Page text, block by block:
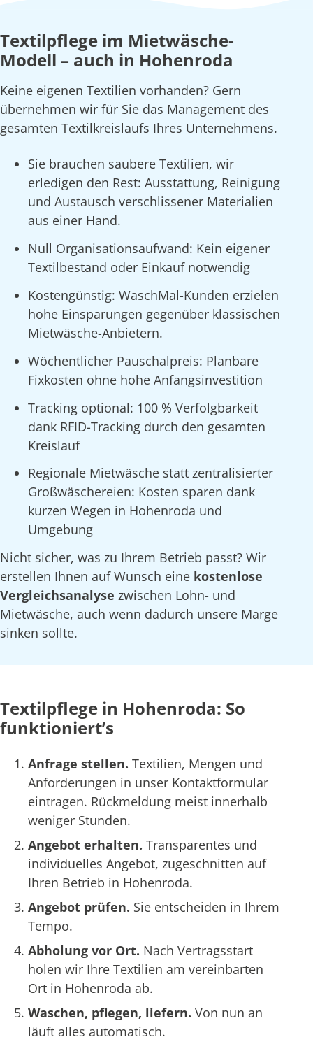
Textilpflege im Mietwäsche-
Modell – auch in Hohenroda
Keine eigenen Textilien vorhanden? Gern
übernehmen wir für Sie das Management des
gesamten Textilkreislaufs Ihres Unternehmens.
Sie brauchen saubere Textilien, wir
erledigen den Rest: Ausstattung, Reinigung
und Austausch verschlissener Materialien
aus einer Hand.
Null Organisationsaufwand: Kein eigener
Textilbestand oder Einkauf notwendig
Kostengünstig: WaschMal-Kunden erzielen
hohe Einsparungen gegenüber klassischen
Mietwäsche-Anbietern.
Wöchentlicher Pauschalpreis: Planbare
Fixkosten ohne hohe Anfangsinvestition
Tracking optional: 100 % Verfolgbarkeit
dank RFID-Tracking durch den gesamten
Kreislauf
Regionale Mietwäsche statt zentralisierter
Großwäschereien: Kosten sparen dank
kurzen Wegen in Hohenroda und
Umgebung
Nicht sicher, was zu Ihrem Betrieb passt? Wir
erstellen Ihnen auf Wunsch eine kostenlose
Vergleichsanalyse zwischen Lohn- und
Mietwäsche, auch wenn dadurch unsere Marge
sinken sollte.
Textilpflege in Hohenroda: So
funktioniert’s
Anfrage stellen. Textilien, Mengen und
Anforderungen in unser Kontaktformular
eintragen. Rückmeldung meist innerhalb
weniger Stunden.
Angebot erhalten. Transparentes und
individuelles Angebot, zugeschnitten auf
Ihren Betrieb in Hohenroda.
Angebot prüfen. Sie entscheiden in Ihrem
Tempo.
Abholung vor Ort. Nach Vertragsstart
holen wir Ihre Textilien am vereinbarten
Ort in Hohenroda ab.
Waschen, pflegen, liefern. Von nun an
läuft alles automatisch.